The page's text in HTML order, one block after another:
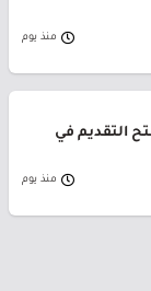
منذ يوم
التقديم في
منذ يوم